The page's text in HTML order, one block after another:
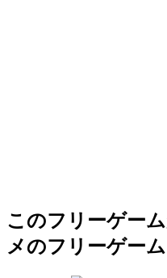
このフリーゲー
メのフリーゲーム